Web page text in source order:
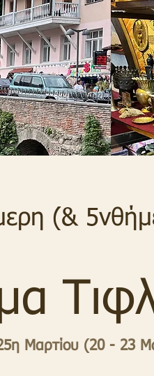
(&
Μαρτίου (20 - 23